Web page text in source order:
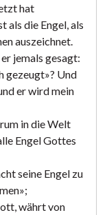
hat
als die Engel, als
auszeichnet.
jemals gesagt:
gezeugt»? Und
er wird mein
in die Welt
Engel Gottes
seine Engel zu
währt von